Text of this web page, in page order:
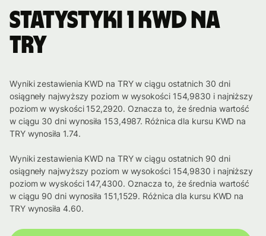
Statystyki 1 KWD na
TRY
Wyniki zestawienia KWD na TRY w ciągu ostatnich 30 dni
osiągneły najwyższy poziom w wysokości 154,9830 i najniższy
poziom w wyskości 152,2920. Oznacza to, że średnia wartość
w ciągu 30 dni wynosiła 153,4987. Różnica dla kursu KWD na
TRY wynosiła 1.74.
Wyniki zestawienia KWD na TRY w ciągu ostatnich 90 dni
osiągneły najwyższy poziom w wysokości 154,9830 i najniższy
poziom w wyskości 147,4300. Oznacza to, że średnia wartość
w ciągu 90 dni wynosiła 151,1529. Różnica dla kursu KWD na
TRY wynosiła 4.60.